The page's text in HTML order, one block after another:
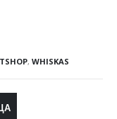
, WHISKAS